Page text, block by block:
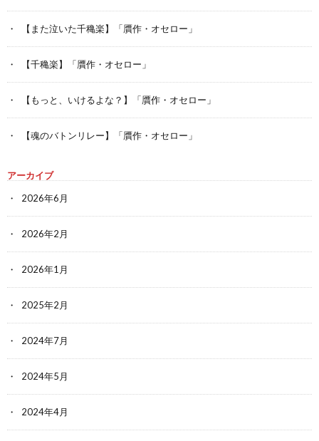
【また泣いた千穐楽】「贋作・オセロー」
【千穐楽】「贋作・オセロー」
【もっと、いけるよな？】「贋作・オセロー」
【魂のバトンリレー】「贋作・オセロー」
アーカイブ
2026年6月
2026年2月
2026年1月
2025年2月
2024年7月
2024年5月
2024年4月